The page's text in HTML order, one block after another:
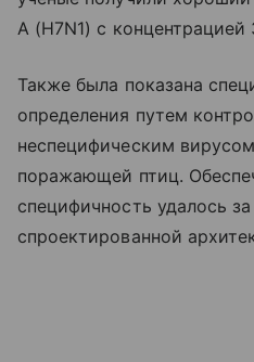
А (Н7N1) с
Также была показана
определения путем
неспецифическим
поражающей птиц.
специфичность удалось
спроектированной